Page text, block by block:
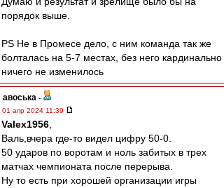
порядок выше.
PS Не в Промесе дело, с ним команда так же
болталась на 5-7 местах, без него кардинально
ничего не изменилось
авоська -
01 апр 2024 11:39
Valex1956
Валь,вчера где-то видел цифру 50-0.
50 ударов по воротам и ноль забитых в трех
матчах чемпионата после перерыва.
Ну то есть при хорошей организации игры